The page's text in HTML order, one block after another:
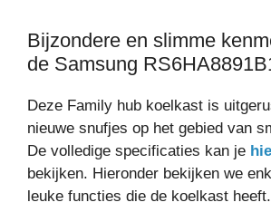
Bijzondere en slimme
de Samsung
Deze Family hub koelkast is
nieuwe snufjes op het gebied van
De volledige specificaties kan je
bekijken. Hieronder bekijken we
leuke functies die de koelkast heeft.